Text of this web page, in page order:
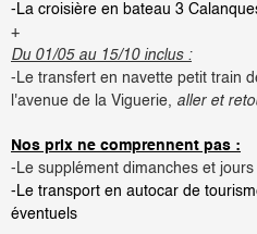
-La croisière en bateau 3
+
Du 01/05 au 15/10 inclus :
-Le transfert en navette petit train
l'avenue de la Viguerie, aller et
Nos prix ne comprennent pas :
-Le supplément dimanches et jours
-Le transport en autocar de
éventuels